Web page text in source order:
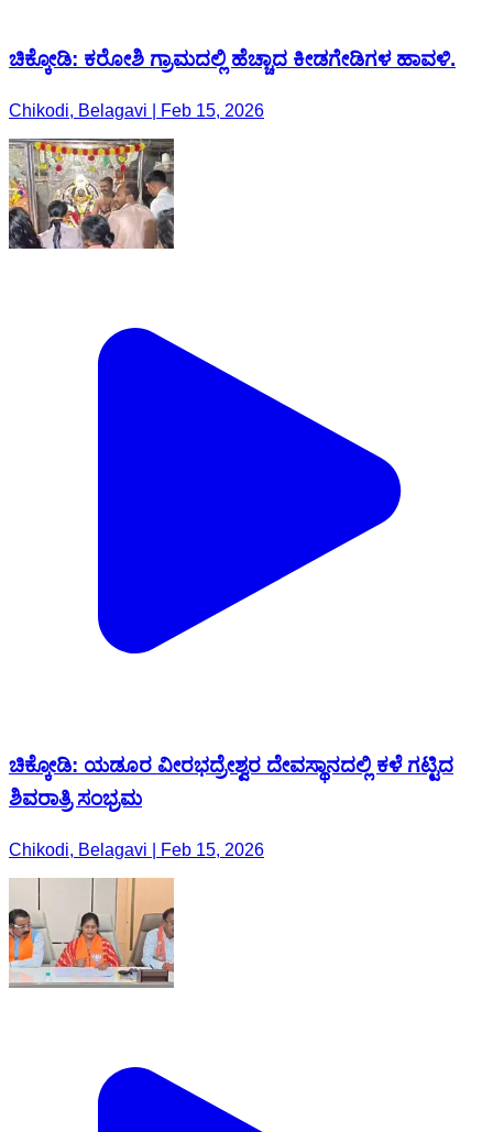
ಚಿಕ್ಕೋಡಿ: ಕರೋಶಿ ಗ್ರಾಮದಲ್ಲಿ ಹೆಚ್ಚಾದ ಕೀಡಗೇಡಿಗಳ ಹಾವಳಿ.
Chikodi, Belagavi | Feb 15, 2026
ಚಿಕ್ಕೋಡಿ: ಯಡೂರ ವೀರಭದ್ರೇಶ್ವರ ದೇವಸ್ಥಾನದಲ್ಲಿ ಕಳೆ ಗಟ್ಟಿದ
ಶಿವರಾತ್ರಿ ಸಂಭ್ರಮ
Chikodi, Belagavi | Feb 15, 2026